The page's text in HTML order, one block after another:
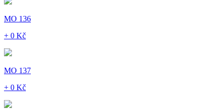
MO 136
+ 0 Kč
MO 137
+ 0 Kč